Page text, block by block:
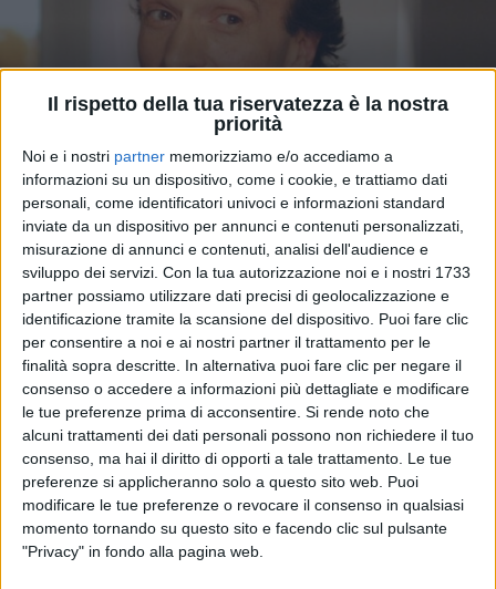
Il rispetto della tua riservatezza è la nostra
priorità
Noi e i nostri partner memorizziamo e/o accediamo a
informazioni su un dispositivo, come i cookie, e trattiamo dati
personali, come identificatori univoci e informazioni standard
inviate da un dispositivo per annunci e contenuti personalizzati,
misurazione di annunci e contenuti, analisi dell'audience e
sviluppo dei servizi. Con la tua autorizzazione noi e i nostri 1733
partner possiamo utilizzare dati precisi di geolocalizzazione e
identificazione tramite la scansione del dispositivo. Puoi fare clic
per consentire a noi e ai nostri partner il trattamento per le
finalità sopra descritte. In alternativa puoi fare clic per negare il
consenso o accedere a informazioni più dettagliate e modificare
le tue preferenze prima di acconsentire. Si rende noto che
alcuni trattamenti dei dati personali possono non richiedere il tuo
consenso, ma hai il diritto di opporti a tale trattamento. Le tue
preferenze si applicheranno solo a questo sito web. Puoi
modificare le tue preferenze o revocare il consenso in qualsiasi
momento tornando su questo sito e facendo clic sul pulsante
"Privacy" in fondo alla pagina web.
NEWS 16 dic 2019
Roberto Benigni torna al Festival di
Sanremo 2020
L'ultima apparizione risale al 2011, quando è entrato
su un cavallo
diMara Bizzoco